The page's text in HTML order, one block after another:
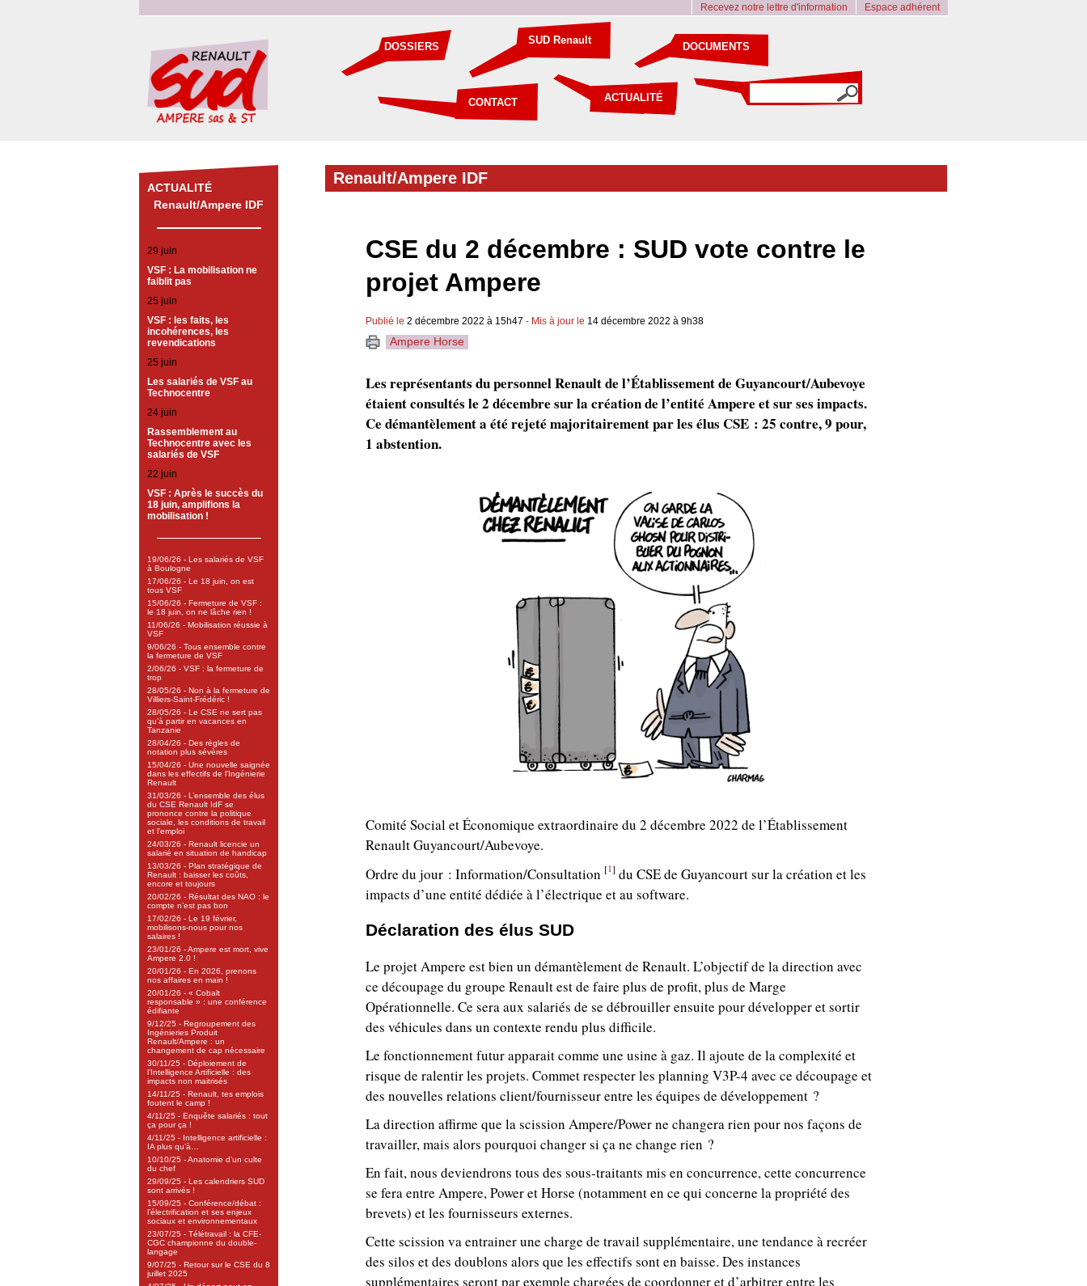
Espace adhérent
Recevez notre lettre d'information
SUD Renault
ACTUALITÉ
DOSSIERS
CONTACT
DOCUMENTS
ACTUALITÉ
Renault/Ampere IDF
29 juin
VSF : La mobilisation ne
faiblit pas
25 juin
VSF : les faits, les
incohérences, les
revendications
25 juin
Les salariés de VSF au
Technocentre
24 juin
Rassemblement au
Technocentre avec les
salariés de VSF
22 juin
VSF : Après le succès du
18 juin, amplifions la
mobilisation !
19/06/26 - Les salariés de VSF
à Boulogne
17/06/26 - Le 18 juin, on est
tous VSF
15/06/26 - Fermeture de VSF :
le 18 juin, on ne lâche rien !
11/06/26 - Mobilisation réussie à
VSF
9/06/26 - Tous ensemble contre
la fermeture de VSF
2/06/26 - VSF : la fermeture de
trop
28/05/26 - Non à la fermeture de
Villiers-Saint-Frédéric !
28/05/26 - Le CSE ne sert pas
qu’à partir en vacances en
Tanzanie
28/04/26 - Des règles de
notation plus sévères
15/04/26 - Une nouvelle saignée
dans les effectifs de l’Ingénierie
Renault
31/03/26 - L’ensemble des élus
du CSE Renault IdF se
prononce contre la politique
sociale, les conditions de travail
et l’emploi
24/03/26 - Renault licencie un
salarié en situation de handicap
13/03/26 - Plan stratégique de
Renault : baisser les coûts,
encore et toujours
20/02/26 - Résultat des NAO : le
compte n’est pas bon
17/02/26 - Le 19 février,
mobilisons-nous pour nos
salaires !
23/01/26 - Ampere est mort, vive
Ampere 2.0 !
20/01/26 - En 2026, prenons
nos affaires en main !
20/01/26 - « Cobalt
responsable » : une conférence
édifiante
9/12/25 - Regroupement des
Ingénieries Produit
Renault/Ampere : un
changement de cap nécessaire
30/11/25 - Déploiement de
l’Intelligence Artificielle : des
impacts non maitrisés
14/11/25 - Renault, tes emplois
foutent le camp !
4/11/25 - Enquête salariés : tout
ça pour ça !
4/11/25 - Intelligence artificielle :
IA plus qu’à…
10/10/25 - Anatomie d’un culte
du chef
29/09/25 - Les calendriers SUD
sont arrivés !
15/09/25 - Conférence/débat :
l’électrification et ses enjeux
sociaux et environnementaux
23/07/25 - Télétravail : la CFE-
CGC championne du double-
langage
9/07/25 - Retour sur le CSE du 8
juillet 2025
Renault/Ampere IDF
CSE du 2 décembre : SUD vote contre le
projet Ampere
Publié le 2 décembre 2022 à 15h47 - Mis à jour le 14 décembre 2022 à 9h38
Ampere Horse
Les représentants du personnel Renault de l’Établissement de Guyancourt/Aubevoye
étaient consultés le 2 décembre sur la création de l’entité Ampere et sur ses impacts.
Ce démantèlement a été rejeté majoritairement par les élus CSE : 25 contre, 9 pour,
1 abstention.
Comité Social et Économique extraordinaire du 2 décembre 2022 de l’Établissement
Renault Guyancourt/Aubevoye.
Ordre du jour : Information/Consultation [1] du CSE de Guyancourt sur la création et les
impacts d’une entité dédiée à l’électrique et au software.
Déclaration des élus SUD
Le projet Ampere est bien un démantèlement de Renault. L’objectif de la direction avec
ce découpage du groupe Renault est de faire plus de profit, plus de Marge
Opérationnelle. Ce sera aux salariés de se débrouiller ensuite pour développer et sortir
des véhicules dans un contexte rendu plus difficile.
Le fonctionnement futur apparait comme une usine à gaz. Il ajoute de la complexité et
risque de ralentir les projets. Commet respecter les planning V3P-4 avec ce découpage et
des nouvelles relations client/fournisseur entre les équipes de développement ?
La direction affirme que la scission Ampere/Power ne changera rien pour nos façons de
travailler, mais alors pourquoi changer si ça ne change rien ?
En fait, nous deviendrons tous des sous-traitants mis en concurrence, cette concurrence
se fera entre Ampere, Power et Horse (notamment en ce qui concerne la propriété des
brevets) et les fournisseurs externes.
Cette scission va entrainer une charge de travail supplémentaire, une tendance à recréer
des silos et des doublons alors que les effectifs sont en baisse. Des instances
supplémentaires seront par exemple chargées de coordonner et d’arbitrer entre les